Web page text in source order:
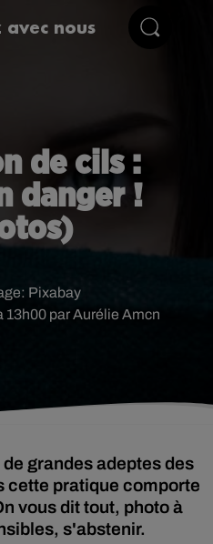
nous
de cils :
danger !
13h00 par Aurélie Amcn
Pixabay
grandes adeptes des
cette pratique comporte
vous dit tout, photo à
s'abstenir.